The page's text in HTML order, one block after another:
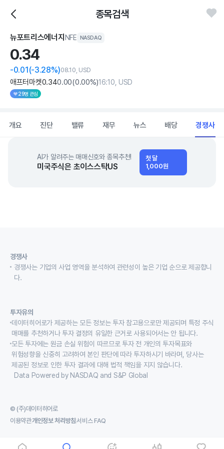
종목검색
뉴포트리스에너지 NFE NASDAQ
0.34
-0.01(-3.28%)08.10, USD
애프터마켓0.340.00(0.00%)16:10, USD
29명 관심
개요 진단 밸류 재무 뉴스 배당 경쟁사
AI가 알려주는 매매신호와 종목추천!
미국주식은 초이스스탁US
첫 달
1,000원
경쟁사
경쟁사는 기업의 사업 영역을 분석하여 관련성이 높은 기업 순으로 제공합니
다.
투자유의
데이터히어로가 제공하는 모든 정보는 투자 참고용으로만 제공되며 특정 주식
매매를 추천하거나 투자 결정의 유일한 근거로 사용되어서는 안 됩니다.
모든 투자에는 원금 손실 위험이 따르므로 투자 전 개인의 투자목표와
위험성향을 신중히 고려하여 본인 판단에 따라 투자하시기 바라며, 당사는
제공된 정보로 인한 투자 결과에 대해 법적 책임을 지지 않습니다.
Data Powered by NASDAQ and S&P Global
© (주)데이터히어로
이용약관개인정보 처리방침서비스 FAQ